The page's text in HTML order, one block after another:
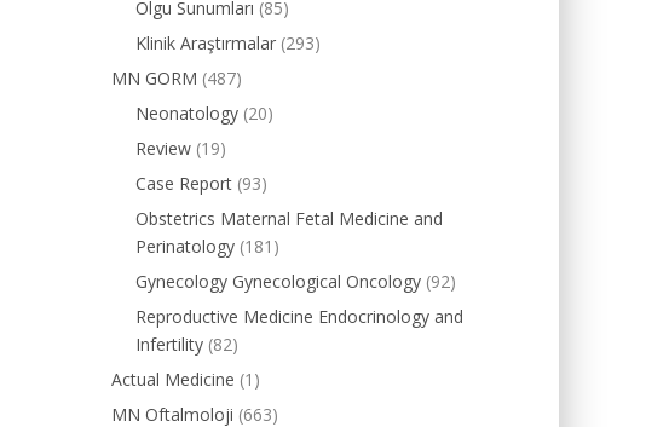
Olgu Sunumları (85)
Klinik Araştırmalar (293)
MN GORM (487)
Neonatology (20)
Review (19)
Case Report (93)
Obstetrics Maternal Fetal Medicine and
Perinatology (181)
Gynecology Gynecological Oncology (92)
Reproductive Medicine Endocrinology and
Infertility (82)
Actual Medicine (1)
MN Oftalmoloji (663)